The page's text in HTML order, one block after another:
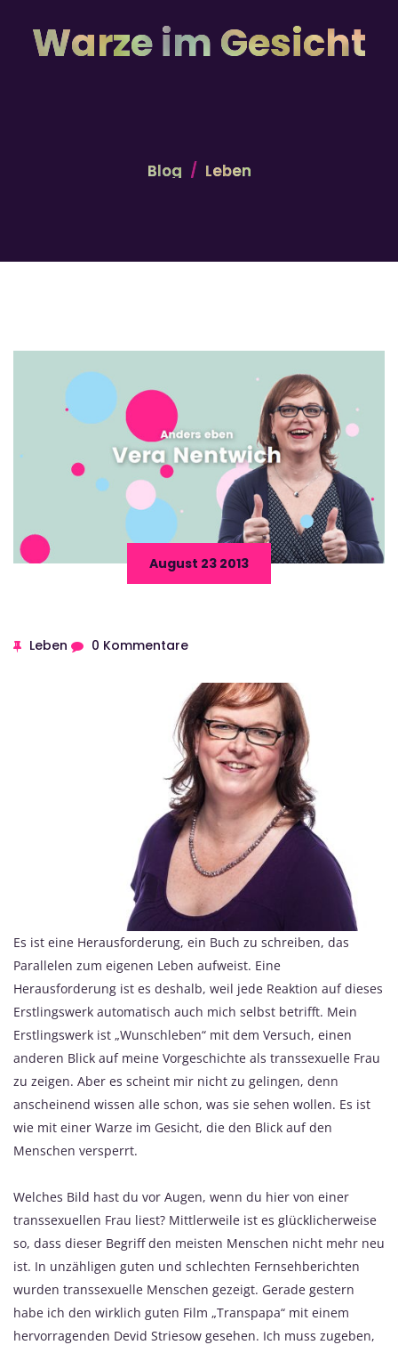
Warze im Gesicht
Blog Leben
August 23 2013
Leben 0 Kommentare
Es ist eine Herausforderung, ein Buch zu schreiben, das
Parallelen zum eigenen Leben aufweist. Eine
Herausforderung ist es deshalb, weil jede Reaktion auf dieses
Erstlingswerk automatisch auch mich selbst betrifft. Mein
Erstlingswerk ist „Wunschleben“ mit dem Versuch, einen
anderen Blick auf meine Vorgeschichte als transsexuelle Frau
zu zeigen. Aber es scheint mir nicht zu gelingen, denn
anscheinend wissen alle schon, was sie sehen wollen. Es ist
wie mit einer Warze im Gesicht, die den Blick auf den
Menschen versperrt.
Welches Bild hast du vor Augen, wenn du hier von einer
transsexuellen Frau liest? Mittlerweile ist es glücklicherweise
so, dass dieser Begriff den meisten Menschen nicht mehr neu
ist. In unzähligen guten und schlechten Fernsehberichten
wurden transsexuelle Menschen gezeigt. Gerade gestern
habe ich den wirklich guten Film „Transpapa“ mit einem
hervorragenden Devid Striesow gesehen. Ich muss zugeben,